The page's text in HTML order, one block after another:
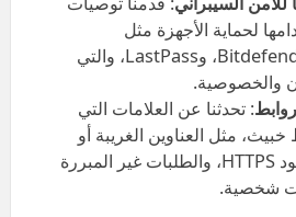
لحماية الأجهزة مثل
Bitdefender، Norton، Signal، وLastPass، والتي
والخصوصية.
: تحدثنا عن العلامات التي
مثل العناوين الغريبة أو
غير المألوفة، عدم وجود HTTPS، والطلبات غير المبررة
شخصية.